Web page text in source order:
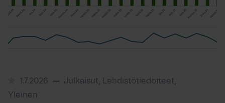
1.7.2026
Julkaisut, Lehdistötiedotteet,
Yleinen